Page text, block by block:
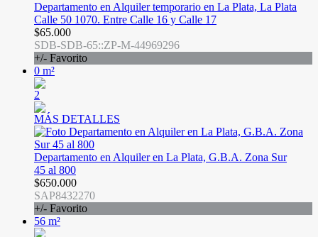
Departamento en Alquiler temporario en La Plata, La Plata
Calle 50 1070. Entre Calle 16 y Calle 17
$65.000
SDB-SDB-65::ZP-M-44969296
+/- Favorito
0 m²
2
MÁS DETALLES
Departamento en Alquiler en La Plata, G.B.A. Zona Sur
45 al 800
$650.000
SAP8432270
+/- Favorito
56 m²